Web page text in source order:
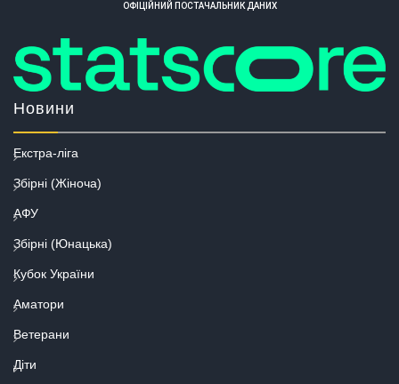
ОФІЦІЙНИЙ ПОСТАЧАЛЬНИК ДАНИХ
Новини
Екстра-ліга
Збірні (Жіноча)
АФУ
Збірні (Юнацька)
Кубок України
Аматори
Ветерани
Діти